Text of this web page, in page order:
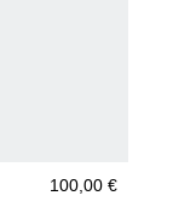
100,00 €